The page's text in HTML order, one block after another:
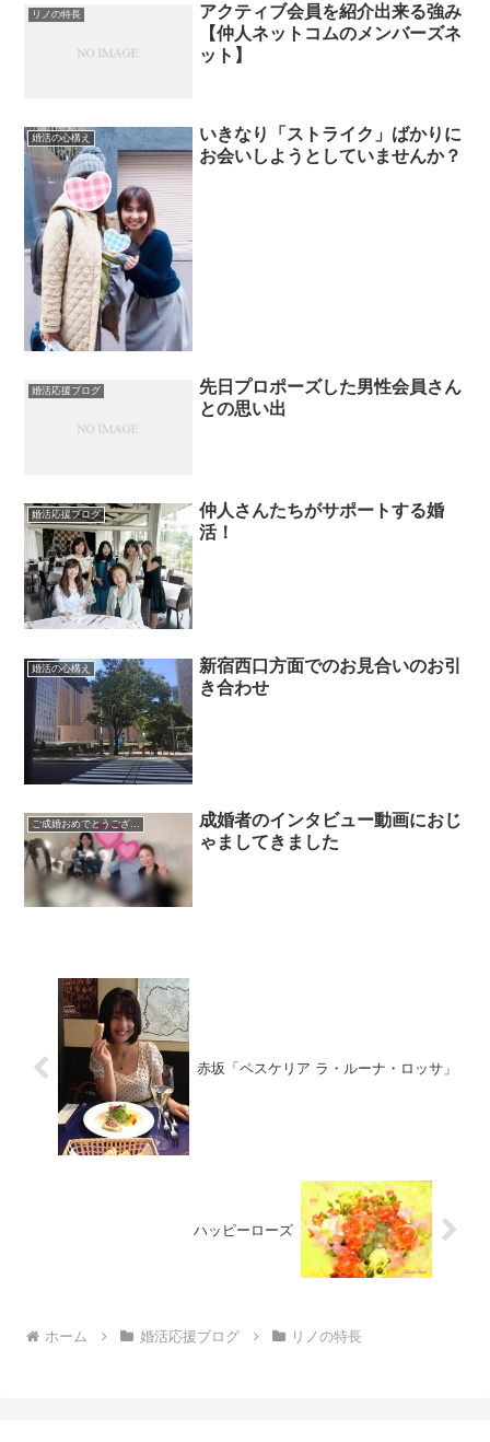
リノの特長
アクティブ会員を紹介出来る強み
【仲人ネットコムのメンバーズネ
ット】
婚活の心構え
いきなり「ストライク」ばかりに
お会いしようとしていませんか？
婚活応援ブログ
先日プロポーズした男性会員さん
との思い出
婚活応援ブログ
仲人さんたちがサポートする婚
活！
婚活の心構え
新宿西口方面でのお見合いのお引
き合わせ
ご成婚おめでとうございます
成婚者のインタビュー動画におじ
ゃましてきました
赤坂「ペスケリア ラ・ルーナ・ロッサ」
ハッピーローズ
ホーム 婚活応援ブログ リノの特長